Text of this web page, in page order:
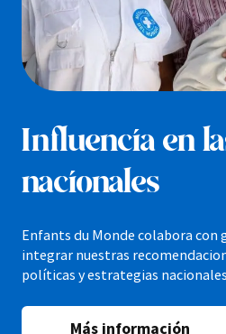
Influencia en
nacionales
Enfants du Monde colabora con
integrar nuestras
políticas y estrategias
Más información